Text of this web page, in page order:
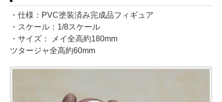
・仕様：PVC塗装済み完成品フィギュア
・スケール：1/8スケール
・サイズ： メイ全高約180mm
ツタージャ全高約60mm